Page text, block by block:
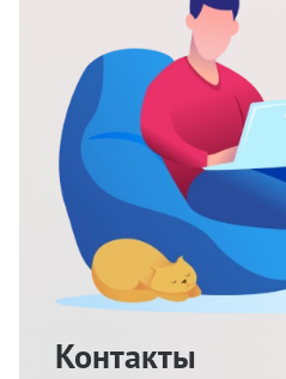
Контакты